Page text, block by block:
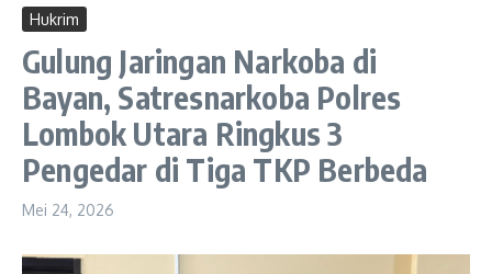
Hukrim
Gulung Jaringan Narkoba di
Bayan, Satresnarkoba Polres
Lombok Utara Ringkus 3
Pengedar di Tiga TKP Berbeda
Mei 24, 2026